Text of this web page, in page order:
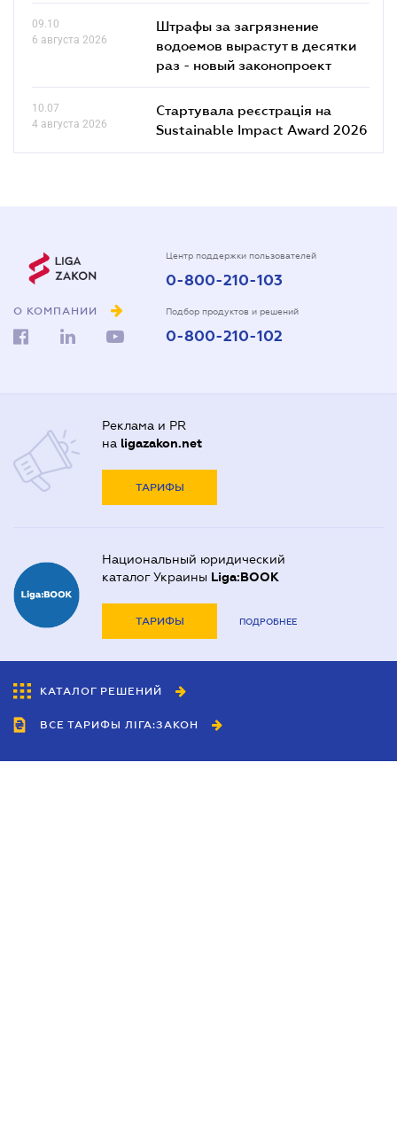
09.10
6 августа 2026
Штрафы за загрязнение
водоемов вырастут в десятки
раз - новый законопроект
10.07
4 августа 2026
Стартувала реєстрація на
Sustainable Impact Award 2026
О КОМПАНИИ
Центр поддержки пользователей
0-800-210-103
Подбор продуктов и решений
0-800-210-102
Реклама и PR
на ligazakon.net
ТАРИФЫ
Национальный юридический
каталог Украины Liga:BOOK
ТАРИФЫ ПОДРОБНЕЕ
КАТАЛОГ РЕШЕНИЙ
ВСЕ ТАРИФЫ ЛІГА:ЗАКОН